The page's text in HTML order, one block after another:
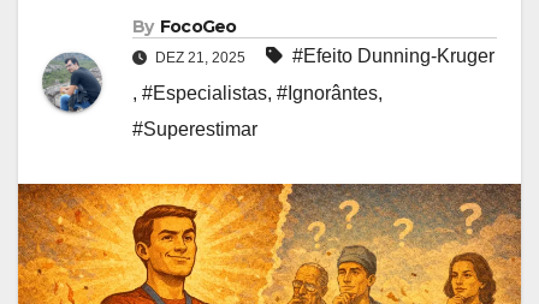
By FocoGeo
DEZ 21, 2025
#Efeito Dunning-Kruger
, #Especialistas, #Ignorântes,
#Superestimar